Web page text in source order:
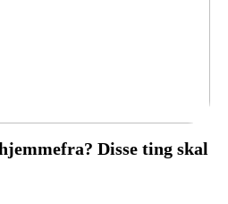
Disse ting skal